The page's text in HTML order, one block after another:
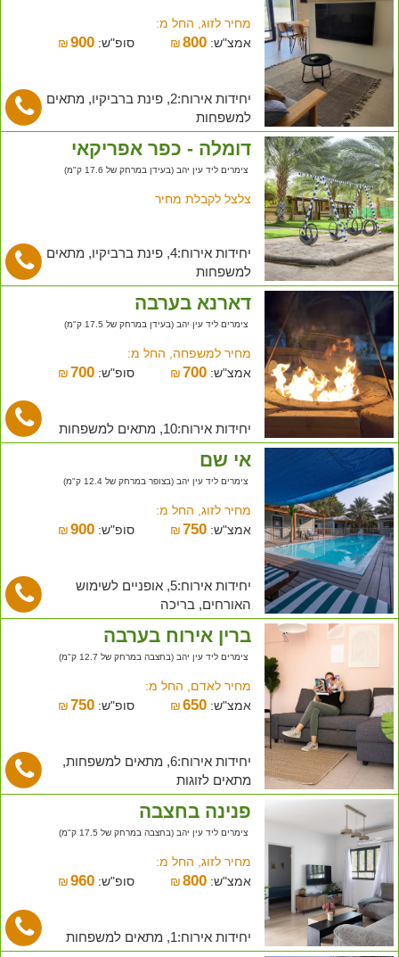
מחיר לזוג, החל מ:
אמצ"ש:
₪800 סופ"ש: ₪ 900
יחידות אירוח:2, פינת ברביקיו, מתאים
למשפחות
דומלה - כפר אפריקאי
צימרים ליד עין יהב (בעידן במרחק של 17.6 ק"מ)
צלצל לקבלת מחיר
יחידות אירוח:4, פינת ברביקיו, מתאים
למשפחות
דארנא בערבה
צימרים ליד עין יהב (בעידן במרחק של 17.5 ק"מ)
מחיר למשפחה, החל מ:
אמצ"ש:
₪700 סופ"ש: ₪ 700
יחידות אירוח:10, מתאים למשפחות
אי שם
צימרים ליד עין יהב (בצופר במרחק של 12.4 ק"מ)
מחיר לזוג, החל מ:
אמצ"ש:
₪750 סופ"ש: ₪ 900
יחידות אירוח:5, אופניים לשימוש
האורחים, בריכה
ברין אירוח בערבה
צימרים ליד עין יהב (בחצבה במרחק של 12.7 ק"מ)
מחיר לאדם, החל מ:
אמצ"ש:
₪650 סופ"ש: ₪ 750
יחידות אירוח:6, מתאים למשפחות,
מתאים לזוגות
פנינה בחצבה
צימרים ליד עין יהב (בחצבה במרחק של 17.5 ק"מ)
מחיר לזוג, החל מ:
אמצ"ש:
₪800 סופ"ש: ₪ 960
יחידות אירוח:1, מתאים למשפחות